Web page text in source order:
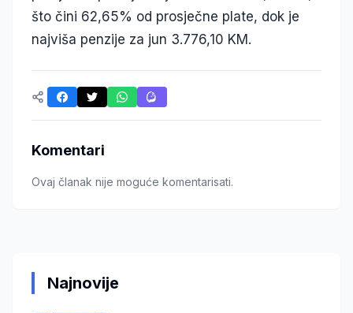
što čini 62,65% od prosječne plate, dok je
najviša penzije za jun 3.776,10 KM.
Komentari
Ovaj članak nije moguće komentarisati.
Najnovije